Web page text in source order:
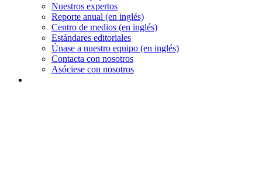
Nuestros expertos
Reporte anual (en inglés)
Centro de medios (en inglés)
Estándares editoriales
Únase a nuestro equipo (en inglés)
Contacta con nosotros
Asóciese con nosotros